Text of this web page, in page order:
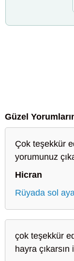
Güzel
Çok teşekkür
yorumunuz
Hicran
Rüyada sol
çok teşekkür
hayra çıkarsın